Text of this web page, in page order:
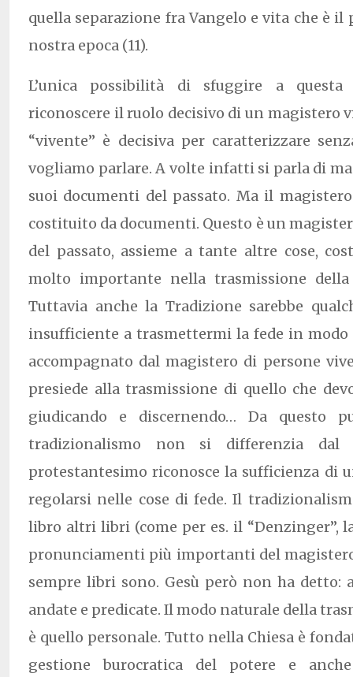
quella separazione fra Vangelo e vita che è il
nostra epoca (11).
L’unica possibilità di sfuggire a
riconoscere il ruolo decisivo di un magistero
“vivente” è decisiva per caratterizzare
vogliamo parlare. A volte infatti si parla di
suoi documenti del passato. Ma il
costituito da documenti. Questo è un
del passato, assieme a tante altre cose,
molto importante nella trasmissione
Tuttavia anche la Tradizione sarebbe
insufficiente a trasmettermi la fede in modo
accompagnato dal magistero di persone
presiede alla trasmissione di quello che
giudicando e discernendo… Da questo
tradizionalismo non si differenzia dal
protestantesimo riconosce la sufficienza di
regolarsi nelle cose di fede. Il
libro altri libri (come per es. il “Denzinger”,
pronunciamenti più importanti del
sempre libri sono. Gesù però non ha detto:
andate e predicate. Il modo naturale della
è quello personale. Tutto nella Chiesa è
gestione burocratica del potere e